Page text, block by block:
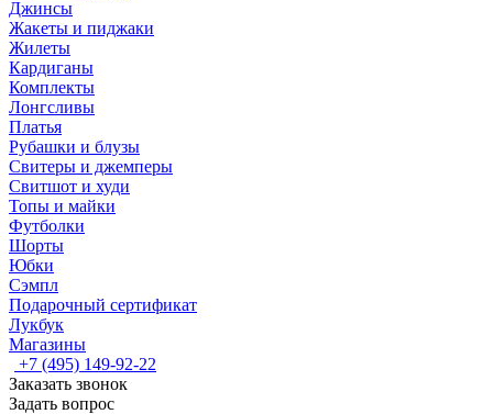
Джинсы
Жакеты и пиджаки
Жилеты
Кардиганы
Комплекты
Лонгсливы
Платья
Рубашки и блузы
Свитеры и джемперы
Свитшот и худи
Топы и майки
Футболки
Шорты
Юбки
Сэмпл
Подарочный сертификат
Лукбук
Магазины
+7 (495) 149-92-22
Заказать звонок
Задать вопрос